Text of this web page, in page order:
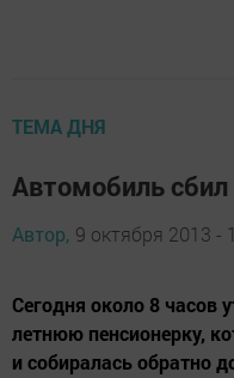
ТЕМА ДНЯ
Автомобиль
Автор, 9 октября 2013 -
Сегодня около 8 часов
летнюю пенсионерку,
и собиралась обратно